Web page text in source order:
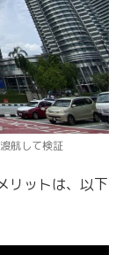
航して検証
リットは、以下